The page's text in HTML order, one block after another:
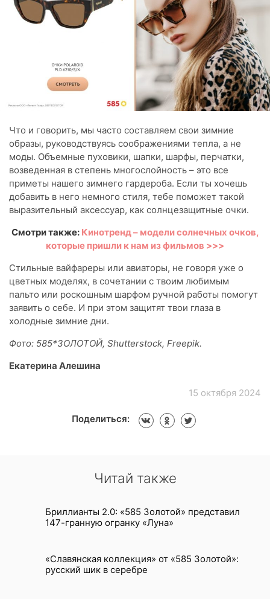
Что и говорить, мы часто составляем свои зимние
образы, руководствуясь соображениями тепла, а не
моды. Объемные пуховики, шапки, шарфы, перчатки,
возведенная в степень многослойность – это все
приметы нашего зимнего гардероба. Если ты хочешь
добавить в него немного стиля, тебе поможет такой
выразительный аксессуар, как солнцезащитные очки.
Смотри также: Кинотренд – модели солнечных очков,
которые пришли к нам из фильмов >>>
Стильные вайфареры или авиаторы, не говоря уже о
цветных моделях, в сочетании с твоим любимым
пальто или роскошным шарфом ручной работы помогут
заявить о себе. И при этом защитят твои глаза в
холодные зимние дни.
Фото: 585*ЗОЛОТОЙ, Shutterstock, Freepik.
Екатерина Алешина
15 октября 2024
Поделиться:
Читай также
Бриллианты 2.0: «585 Золотой» представил
147-гранную огранку «Луна»
«Славянская коллекция» от «585 Золотой»:
русский шик в серебре